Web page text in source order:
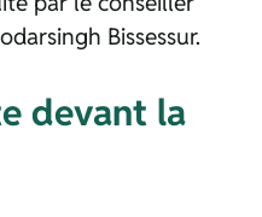
Bissessur.
devant la